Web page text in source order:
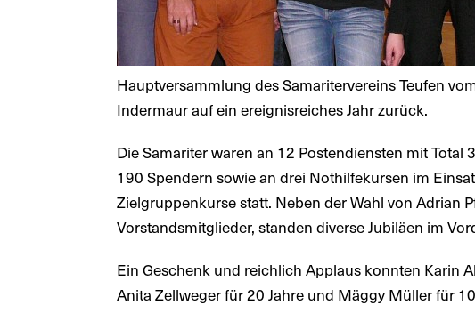
Hauptversammlung des Samaritervereins Teufen
Indermaur auf ein ereignisreiches Jahr zurück.
Die Samariter waren an 12 Postendiensten mit
190 Spendern sowie an drei Nothilfekursen im
Zielgruppenkurse statt. Neben der Wahl von Adrian
Vorstandsmitglieder, standen diverse Jubiläen im
Ein Geschenk und reichlich Applaus konnten Karin
Anita Zellweger für 20 Jahre und Mäggy Müller für